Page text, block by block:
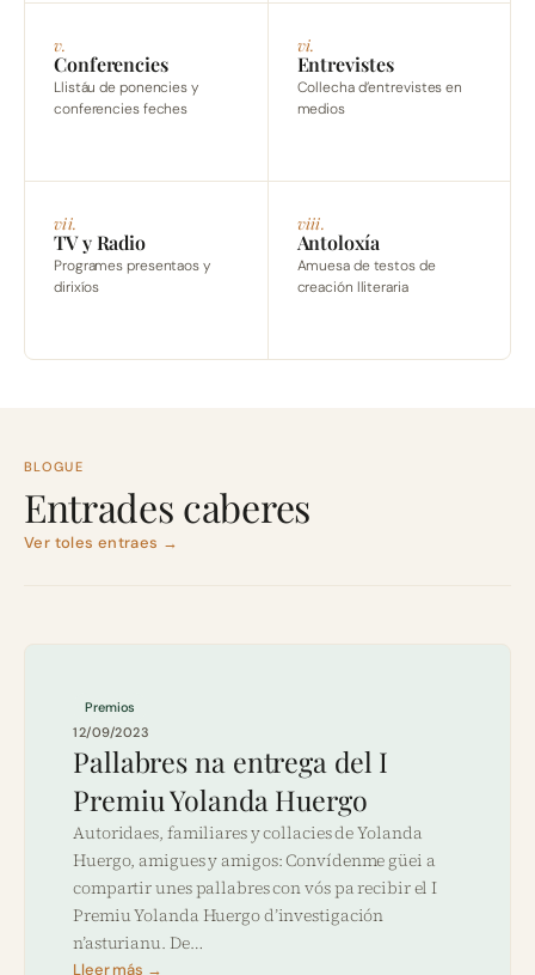
v.
Conferencies
Llistáu de ponencies y
conferencies feches
vi.
Entrevistes
Collecha d’entrevistes en
medios
vii.
TV y Radio
Programes presentaos y
dirixíos
viii.
Antoloxía
Amuesa de testos de
creación lliteraria
BLOGUE
Entrades caberes
Ver toles entraes →
Premios
12/09/2023
Pallabres na entrega del I
Premiu Yolanda Huergo
Autoridaes, familiares y collacies de Yolanda
Huergo, amigues y amigos: Convídenme güei a
compartir unes pallabres con vós pa recibir el I
Premiu Yolanda Huergo d’investigación
n’asturianu. De…
Lleer más →